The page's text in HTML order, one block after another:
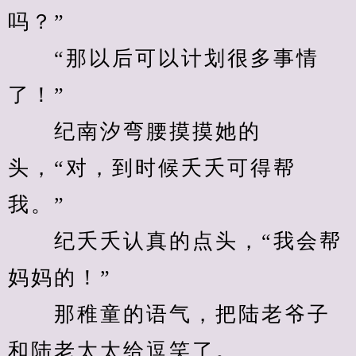
吗？”
“那以后可以计划很多事情
了！”
纪南汐弯腰摸摸她的
头，“对，到时候夭夭可得帮
我。”
纪夭夭认真的点头，“我会帮
妈妈的！”
那稚童的语气，把陆老爷子
和陆老太太给逗笑了。